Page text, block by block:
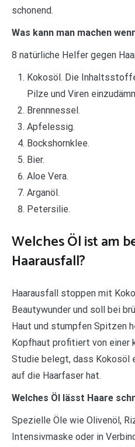
schonend.
Was kann man machen
8 natürliche Helfer gegen
Kokosöl. Die
Pilze und Viren
Brennnessel.
Apfelessig.
Bockshornklee.
Bier.
Aloe Vera.
Arganöl.
Petersilie.
Welches Öl ist am
Haarausfall?
Haarausfall stoppen mit
Beautywunder und soll bei
Haut und stumpfen Spitzen
Kopfhaut profitiert von einer
Studie belegt, dass Kokosöl
auf die Haarfaser hat.
Welches Öl lässt Haare
Spezielle Öle wie Olivenöl,
Intensivmaske oder in